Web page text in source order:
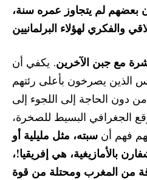
بعضهم لم يتجاوز عمره سنة،
مع جبن الآخرين. يكفي أن
الذين يصرخون بأعلى رئتهم
دون الحاجة إلى اللجوء إلى
الجغرافي البسيط للصخرة،
فهم أن سبته، مثل مليلية أو
بالأمازيغية، هي إفريقيا!،
المغرب ومحتلة من قوة